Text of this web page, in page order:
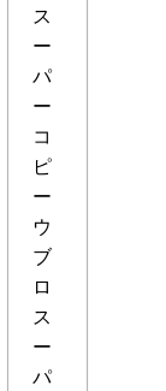
ス
ー
パ
ー
コ
ピ
ー
ウ
ブ
ロ
ス
ー
パ